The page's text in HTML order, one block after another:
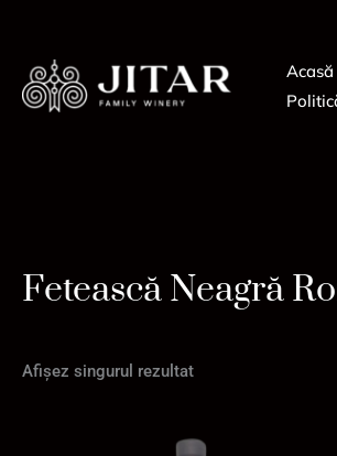
content
Acasă
Fetească Neagră
Afișez singurul rezultat